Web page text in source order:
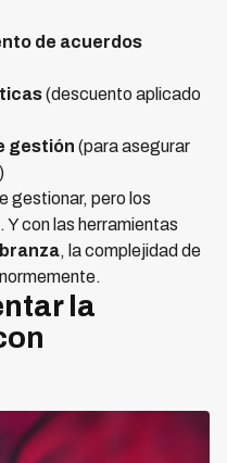
de acuerdos
(descuento aplicado
gestión (para asegurar
gestionar, pero los
con las herramientas
, la complejidad de
la